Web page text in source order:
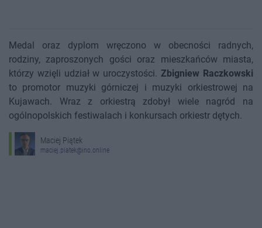
Medal oraz dyplom wręczono w obecności radnych,
rodziny, zaproszonych gości oraz mieszkańców miasta,
którzy wzięli udział w uroczystości.Zbigniew Raczkowski
to promotor muzyki górniczej i muzyki orkiestrowej na
Kujawach. Wraz z orkiestrą zdobył wiele nagród na
ogólnopolskich festiwalach i konkursach orkiestr dętych.
Maciej Piątek
maciej.piatek@ino.online